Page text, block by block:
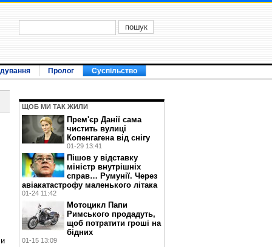
Пролог Суспільство
ЩОБ МИ ТАК ЖИЛИ
Прем'єр Данії сама
чистить вулиці
Копенгагена від снігу
01-29 13:41
Пішов у відставку
міністр внутрішніх
справ… Румунії. Через
авіакатастрофу маленького літака
01-24 11:42
Мотоцикл Папи
Римського продадуть,
щоб потратити гроші на
бідних
01-15 13:09